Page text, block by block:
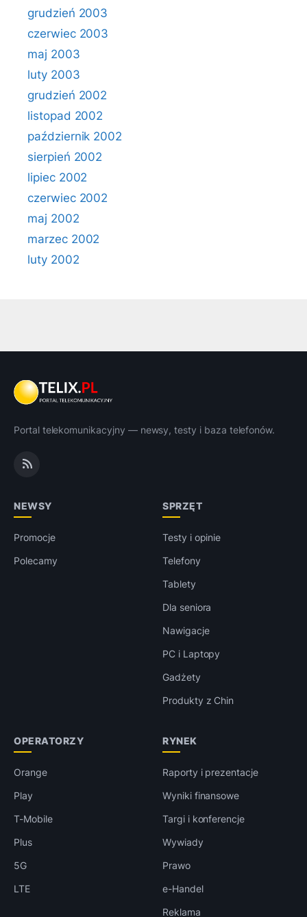
grudzień 2003
czerwiec 2003
maj 2003
luty 2003
grudzień 2002
listopad 2002
październik 2002
sierpień 2002
lipiec 2002
czerwiec 2002
maj 2002
marzec 2002
luty 2002
Portal telekomunikacyjny — newsy, testy i baza telefonów.
NEWSY
Promocje
Polecamy
SPRZĘT
Testy i opinie
Telefony
Tablety
Dla seniora
Nawigacje
PC i Laptopy
Gadżety
Produkty z Chin
OPERATORZY
Orange
Play
T-Mobile
Plus
5G
LTE
RYNEK
Raporty i prezentacje
Wyniki finansowe
Targi i konferencje
Wywiady
Prawo
e-Handel
Reklama